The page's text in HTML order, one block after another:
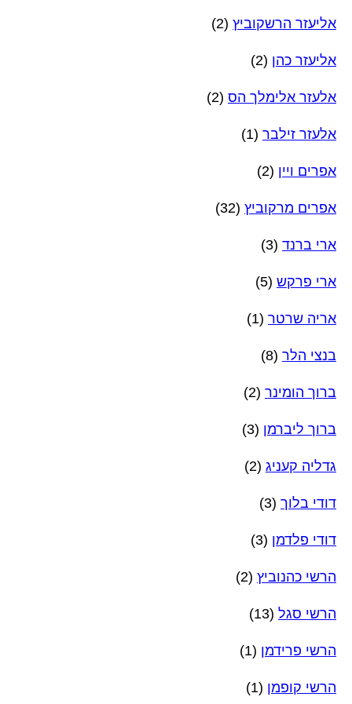
אליעזר הרשקוביץ (2)
אליעזר כהן (2)
אלעזר אלימלך הס (2)
אלעזר זילבר (1)
אפרים ויין (2)
אפרים מרקוביץ (32)
ארי ברנד (3)
ארי פרקש (5)
אריה שרטר (1)
בנצי הלר (8)
ברוך הומינר (2)
ברוך ליברמן (3)
גדליה קעניג (2)
דודי בלוך (3)
דודי פלדמן (3)
הרשי כהנוביץ (2)
הרשי סגל (13)
הרשי פרידמן (1)
הרשי קופמן (1)